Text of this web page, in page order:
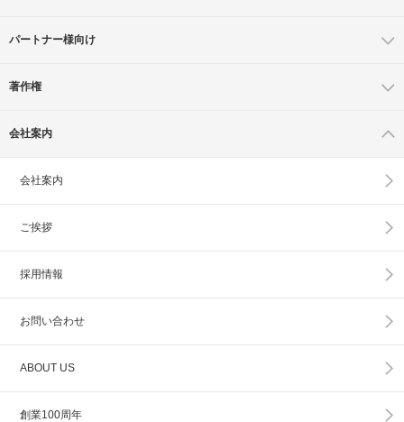
パートナー様向け
著作権
会社案内
会社案内
ご挨拶
採用情報
お問い合わせ
ABOUT US
創業100周年